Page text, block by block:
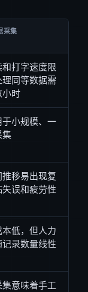
采集
和打字速度限
同等数据需
小时
于小规模、一
集
推移易出现复
误和疲劳性
本低，但人力
记录数量线性
意味着手工